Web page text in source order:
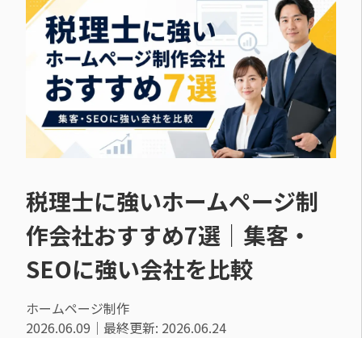
税理士に強いホームページ制
作会社おすすめ7選｜集客・
SEOに強い会社を比較
ホームページ制作
2026.06.09 ｜最終更新: 2026.06.24